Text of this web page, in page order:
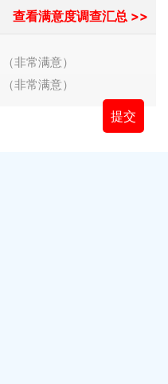
查看满意度调查汇总 >>
（非常满意）
（非常满意）